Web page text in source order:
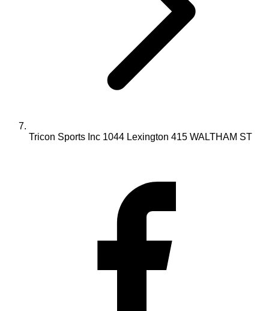
Tricon Sports Inc 1044 Lexington 415 WALTHAM ST